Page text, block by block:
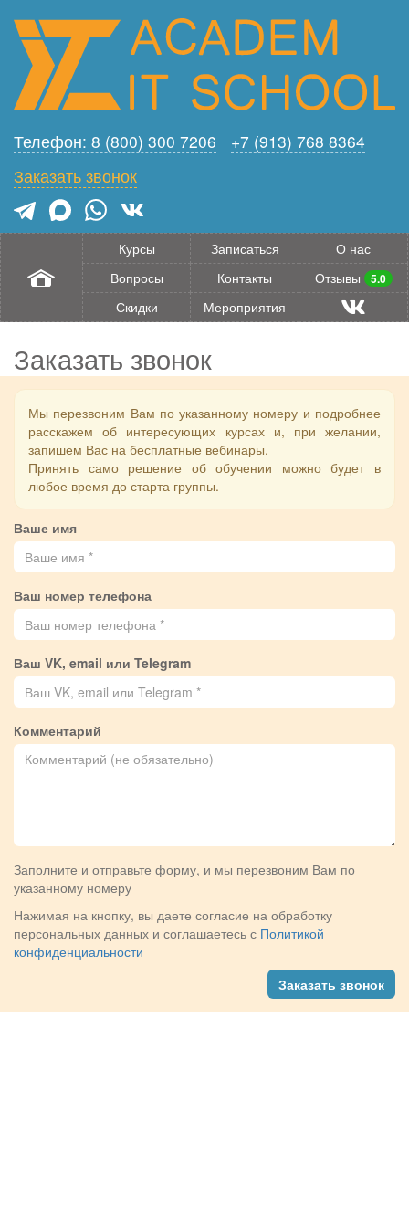
Телефон: 8 (800) 300 7206
+7 (913) 768 8364
Заказать звонок
Курсы Записаться
О нас
Вопросы
Контакты Отзывы 5.0
Скидки Мероприятия
Заказать звонок
Мы перезвоним Вам по указанному номеру и подробнее
расскажем об интересующих курсах и, при желании,
запишем Вас на бесплатные вебинары.
Принять само решение об обучении можно будет в
любое время до старта группы.
Ваше имя
Ваш номер телефона
Ваш VK, email или Telegram
Комментарий
Заполните и отправьте форму, и мы перезвоним Вам по
указанному номеру
Нажимая на кнопку, вы даете согласие на обработку
персональных данных и соглашаетесь с Политикой
конфиденциальности
Заказать звонок